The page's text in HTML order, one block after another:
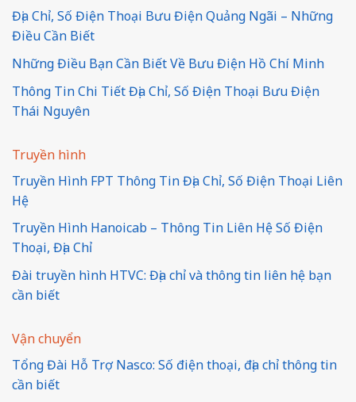
Địa Chỉ, Số Điện Thoại Bưu Điện Quảng Ngãi – Những
Điều Cần Biết
Những Điều Bạn Cần Biết Về Bưu Điện Hồ Chí Minh
Thông Tin Chi Tiết Địa Chỉ, Số Điện Thoại Bưu Điện
Thái Nguyên
Truyền hình
Truyền Hình FPT Thông Tin Địa Chỉ, Số Điện Thoại Liên
Hệ
Truyền Hình Hanoicab – Thông Tin Liên Hệ Số Điện
Thoại, Địa Chỉ
Đài truyền hình HTVC: Địa chỉ và thông tin liên hệ bạn
cần biết
Vận chuyển
Tổng Đài Hỗ Trợ Nasco: Số điện thoại, địa chỉ thông tin
cần biết